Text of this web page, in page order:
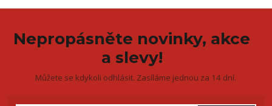
Nepropásněte novinky, akce
a slevy!
Můžete se kdykoli odhlásit. Zasíláme jednou za 14 dní.